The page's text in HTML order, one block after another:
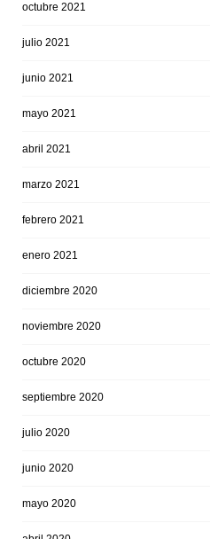
octubre 2021
julio 2021
junio 2021
mayo 2021
abril 2021
marzo 2021
febrero 2021
enero 2021
diciembre 2020
noviembre 2020
octubre 2020
septiembre 2020
julio 2020
junio 2020
mayo 2020